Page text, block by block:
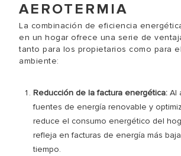
AEROTERMIA
La combinación de eficiencia
en un hogar ofrece una serie de
tanto para los propietarios como para
ambiente:
Reducción de la factura energética: Al
fuentes de energía renovable y
reduce el consumo energético del
refleja en facturas de energía más
tiempo.